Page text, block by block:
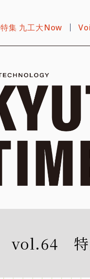
特集 九工大Now
vol.64 特